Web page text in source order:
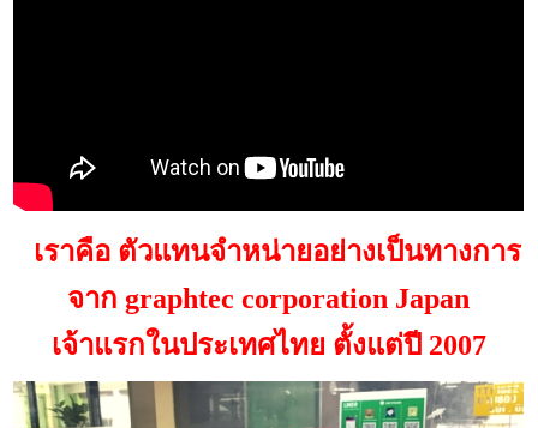
เราคือ ตัวแทนจำหน่ายอย่างเป็นทางการ
จาก graphtec corporation Japan
เจ้าแรกในประเทศไทย ตั้งแต่ปี 2007